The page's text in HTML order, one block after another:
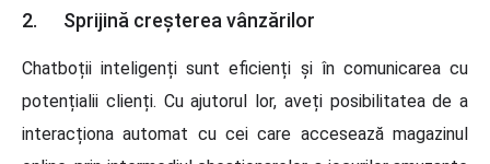
2. Sprijină creșterea vânzărilor
Chatboții inteligenți sunt eficienți și în comunicarea cu
potențialii clienți. Cu ajutorul lor, aveți posibilitatea de a
interacționa automat cu cei care accesează magazinul